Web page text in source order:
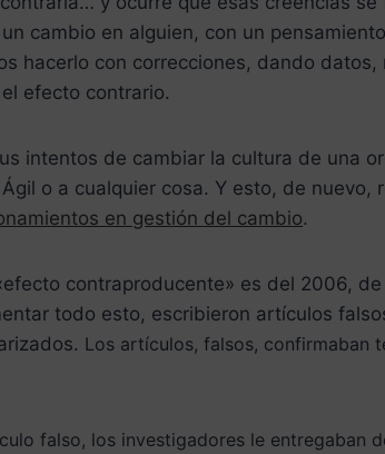
cambio en alguien, con un
hacerlo con correcciones, dando datos,
efecto contrario.
intentos de cambiar la cultura de una
o a cualquier cosa. Y esto, de nuevo,
en gestión del cambio.
contraproducente» es del 2006,
todo esto, escribieron artículos
Los artículos, falsos, confirmaban
falso, los investigadores le entregaban